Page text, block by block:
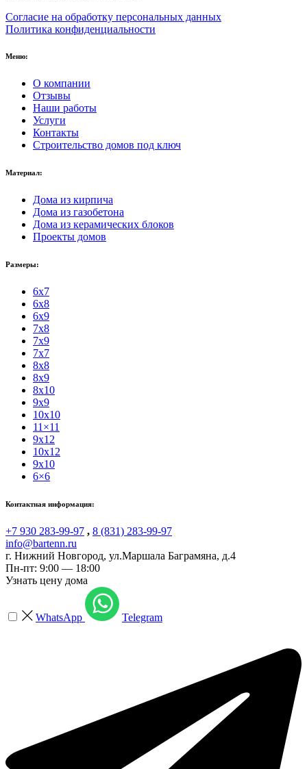
Согласие на обработку персональных данных
Политика конфиденциальности
Меню:
О компании
Отзывы
Наши работы
Услуги
Контакты
Строительство домов под ключ
Материал:
Дома из кирпича
Дома из газобетона
Дома из керамических блоков
Проекты домов
Размеры:
6x7
6x8
6x9
7x8
7x9
7x7
8x8
8x9
8x10
9x9
10x10
11×11
9x12
10x12
9x10
6×6
Контактная информация:
+7 930 283-99-97 , 8 (831) 283-99-97
info@bartenn.ru
г. Нижний Новгород, ул.Маршала Баграмяна, д.4
Пн-пт: 9:00 — 18:00
Узнать цену дома
WhatsApp Telegram